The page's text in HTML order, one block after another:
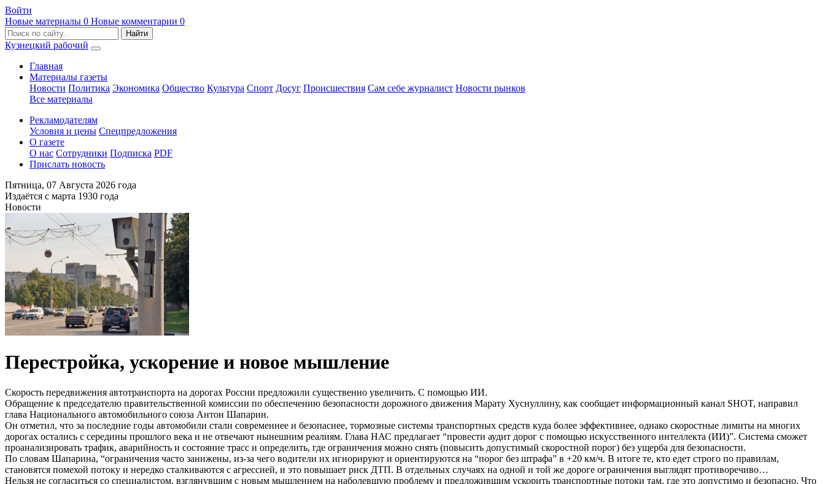
Войти
Новые материалы 0 Новые комментарии 0
Кузнецкий рабочий
Главная
Материалы газеты
Новости Политика Экономика Общество Культура Спорт Досуг Происшествия Сам себе журналист Новости рынков
Все материалы
Рекламодателям
Условия и цены Спецпредложения
О газете
О нас Сотрудники Подписка PDF
Прислать новость
Пятница, 07 Августа 2026 года
Издаётся с марта 1930 года
Новости
Перестройка, ускорение и новое мышление
Скорость передвижения автотранспорта на дорогах России предложили существенно увеличить. С помощью ИИ.
Обращение к председателю правительственной комиссии по обеспечению безопасности дорожного движения Марату Хуснуллину, как сообщает информационный канал SHOT, направил
глава Национального автомобильного союза Антон Шапарин.
Он отметил, что за последние годы автомобили стали современнее и безопаснее, тормозные системы транспортных средств куда более эффективнее, однако скоростные лимиты на многих
дорогах остались с середины прошлого века и не отвечают нынешним реалиям. Глава НАС предлагает “провести аудит дорог с помощью искусственного интеллекта (ИИ)”. Система сможет
проанализировать трафик, аварийность и состояние трасс и определить, где ограничения можно снять (повысить допустимый скоростной порог) без ущерба для безопасности.
По словам Шапарина, “ограничения часто занижены, из-за чего водители их игнорируют и ориентируются на “порог без штрафа” в +20 км/ч. В итоге те, кто едет строго по правилам,
становятся помехой потоку и нередко сталкиваются с агрессией, и это повышает риск ДТП. В отдельных случаях на одной и той же дороге ограничения выглядят противоречиво…
Нельзя не согласиться со специалистом, взглянувшим с новым мышлением на наболевшую проблему и предложившим ускорить транспортные потоки там, где это допустимо и безопасно. Что